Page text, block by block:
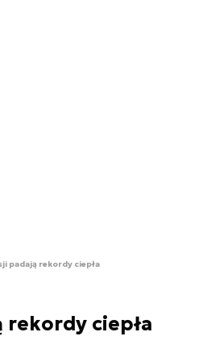
padają rekordy ciepła
rekordy ciepła